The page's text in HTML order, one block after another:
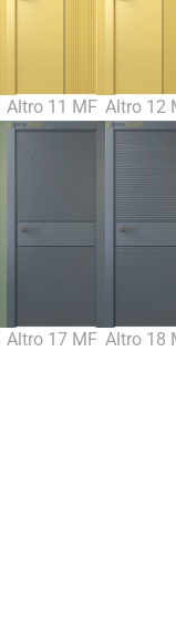
Altro 11 MF Altro 12
Altro 17 MF Altro 18